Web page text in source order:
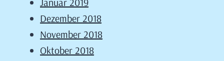
Dezember 2018
November 2018
Oktober 2018